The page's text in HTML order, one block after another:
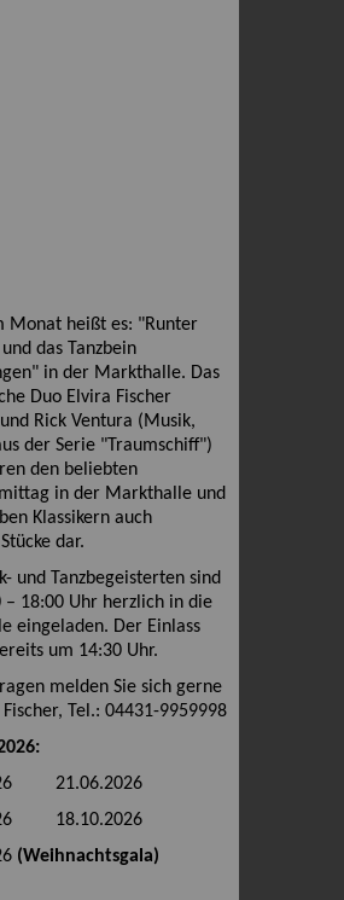
Monat heißt es: "Runter
das Tanzbein
in der Markthalle. Das
Duo Elvira Fischer
Rick Ventura (Musik,
der Serie "Traumschiff")
den beliebten
in der Markthalle und
Klassikern auch
dar.
und Tanzbegeisterten sind
– 18:00 Uhr herzlich in die
eingeladen. Der Einlass
um 14:30 Uhr.
melden Sie sich gerne
Tel.: 04431-9959998
21.06.2026
18.10.2026
(Weihnachtsgala)